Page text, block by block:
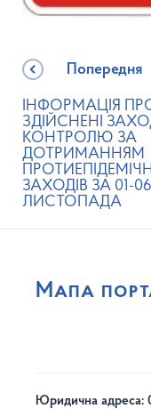
Попередня
ІНФОРМАЦІЯ
ЗДІЙСНЕНІ
КОНТРОЛЮ ЗА
ДОТРИМАННЯМ
ЗАХОДІВ ЗА 01-06
ЛИСТОПАДА
Мапа
Юридична адреса: